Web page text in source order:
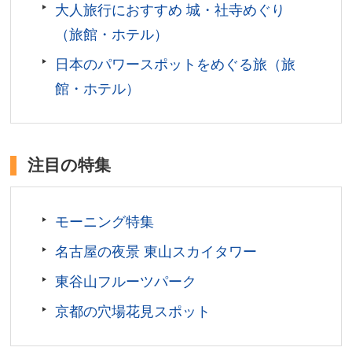
所在地／愛知県名古屋市中区大須
お問い合わせ／052-231-6525(大須観音)
大人旅行におすすめ 城・社寺めぐり
（旅館・ホテル）
日本のパワースポットをめぐる旅（旅
館・ホテル）
注目の特集
モーニング特集
名古屋の夜景 東山スカイタワー
東谷山フルーツパーク
京都の穴場花見スポット